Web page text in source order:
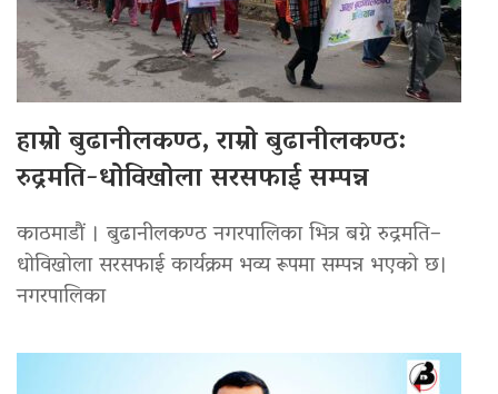
हाम्रो बुढानीलकण्ठ, राम्रो बुढानीलकण्ठ:
रुद्रमति-धोविखोला सरसफाई सम्पन्न
काठमाडौं । बुढानीलकण्ठ नगरपालिका भित्र बग्ने रुद्रमति–
धोविखोला सरसफाई कार्यक्रम भव्य रूपमा सम्पन्न भएको छ।
नगरपालिका